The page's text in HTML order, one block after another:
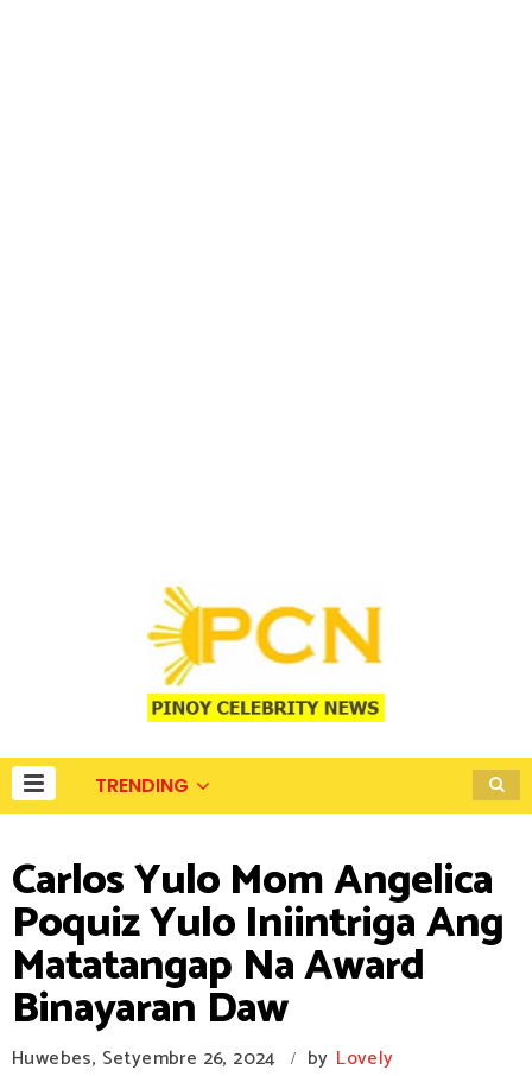
TRENDING
Carlos Yulo Mom Angelica
Poquiz Yulo Iniintriga Ang
Matatangap Na Award
Binayaran Daw
Huwebes, Setyembre 26, 2024 / by Lovely